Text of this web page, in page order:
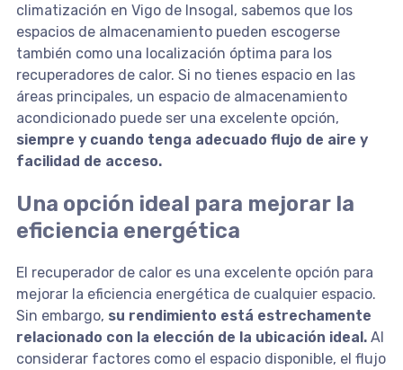
climatización en Vigo de Insogal, sabemos que los
espacios de almacenamiento pueden escogerse
también como una localización óptima para los
recuperadores de calor. Si no tienes espacio en las
áreas principales, un espacio de almacenamiento
acondicionado puede ser una excelente opción,
siempre y cuando tenga adecuado flujo de aire y
facilidad de acceso.
Una opción ideal para mejorar la
eficiencia energética
El recuperador de calor es una excelente opción para
mejorar la eficiencia energética de cualquier espacio.
Sin embargo, su rendimiento está estrechamente
relacionado con la elección de la ubicación ideal.Al
considerar factores como el espacio disponible, el flujo